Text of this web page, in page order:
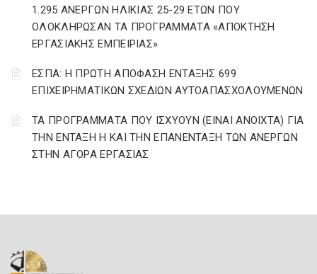
1.295 ΑΝΕΡΓΩΝ ΗΛΙΚΙΑΣ 25-29 ΕΤΩΝ ΠΟΥ
ΟΛΟΚΛΗΡΩΣΑΝ ΤΑ ΠΡΟΓΡΑΜΜΑΤΑ «ΑΠΟΚΤΗΣΗ
ΕΡΓΑΣΙΑΚΗΣ ΕΜΠΕΙΡΙΑΣ»
ΕΣΠΑ: Η ΠΡΩΤΗ ΑΠΟΦΑΣΗ ΕΝΤΑΞΗΣ 699
ΕΠΙΧΕΙΡΗΜΑΤΙΚΩΝ ΣΧΕΔΙΩΝ ΑΥΤΟΑΠΑΣΧΟΛΟΥΜΕΝΩΝ
ΤΑ ΠΡΟΓΡΑΜΜΑΤΑ ΠΟΥ ΙΣΧΥΟΥΝ (ΕΙΝΑΙ ΑΝΟΙΧΤΑ) ΓΙΑ
ΤΗΝ ΕΝΤΑΞΗ Η ΚΑΙ ΤΗΝ ΕΠΑΝΕΝΤΑΞΗ ΤΩΝ ΑΝΕΡΓΩΝ
ΣΤΗΝ ΑΓΟΡΑ ΕΡΓΑΣΙΑΣ